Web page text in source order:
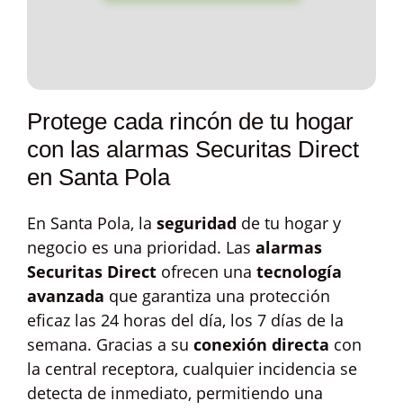
Protege cada rincón de tu hogar
con las alarmas Securitas Direct
en Santa Pola
En Santa Pola, la seguridad de tu hogar y
negocio es una prioridad. Las alarmas
Securitas Direct ofrecen una tecnología
avanzada que garantiza una protección
eficaz las 24 horas del día, los 7 días de la
semana. Gracias a su conexión directa con
la central receptora, cualquier incidencia se
detecta de inmediato, permitiendo una